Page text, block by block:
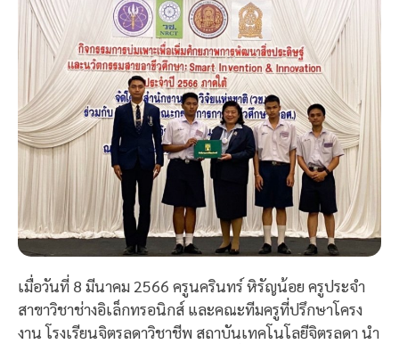
เมื่อวันที่ 8 มีนาคม 2566 ครูนครินทร์ หิรัญน้อย ครูประจำ
สาขาวิชาช่างอิเล็กทรอนิกส์ และคณะทีมครูที่ปรึกษาโครง
งาน โรงเรียนจิตรลดาวิชาชีพ สถาบันเทคโนโลยีจิตรลดา นำ